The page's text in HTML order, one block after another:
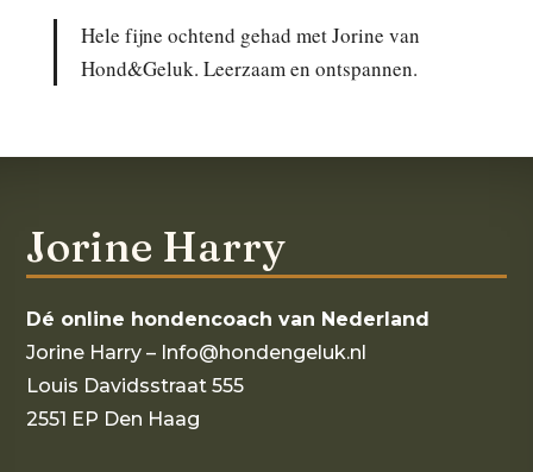
Hele fijne ochtend gehad met Jorine van
Hond&Geluk. Leerzaam en ontspannen.
Jorine Harry
Dé online hondencoach van Nederland
Jorine Harry – Info@hondengeluk.nl
Louis Davidsstraat 555
2551 EP Den Haag